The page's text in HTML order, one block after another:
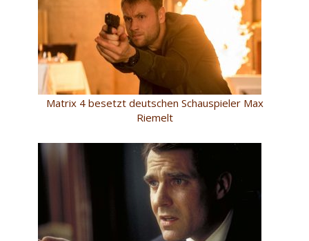
Matrix 4 besetzt deutschen Schauspieler Max
Riemelt